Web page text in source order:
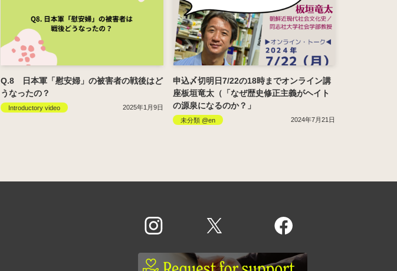
Q.8 日本軍「慰安婦」の被害者の戦後はど
うなったの？
Introductory video 2025年1月9日
申込〆切明日7/22の18時までオンライン講
座板垣竜太（「なぜ歴史修正主義がヘイト
の源泉になるのか？」
未分類 @en 2024年7月21日